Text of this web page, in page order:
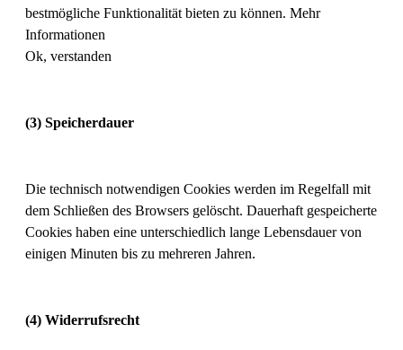
bestmögliche Funktionalität bieten zu können. Mehr
Informationen
Ok, verstanden
(3) Speicherdauer
Die technisch notwendigen Cookies werden im Regelfall mit
dem Schließen des Browsers gelöscht. Dauerhaft gespeicherte
Cookies haben eine unterschiedlich lange Lebensdauer von
einigen Minuten bis zu mehreren Jahren.
(4) Widerrufsrecht